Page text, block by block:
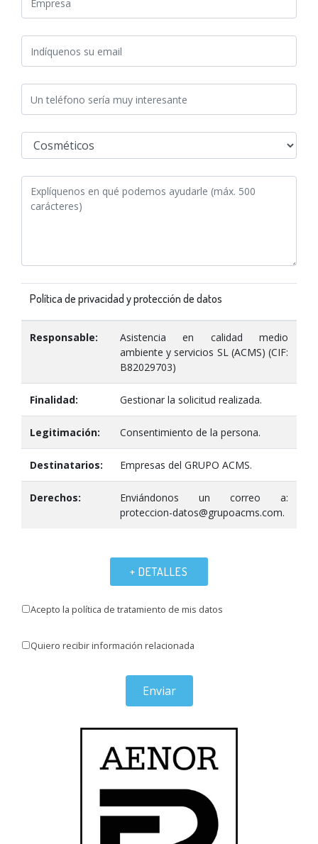
Política de privacidad y protección de datos
Responsable:
Asistencia en calidad medio
ambiente y servicios SL (ACMS) (CIF:
B82029703)
Finalidad: Gestionar la solicitud realizada.
Legitimación: Consentimiento de la persona.
Destinatarios: Empresas del GRUPO ACMS.
Derechos:
Enviándonos un correo a:
proteccion-datos@grupoacms.com.
+ DETALLES
Acepto la política de tratamiento de mis datos
Quiero recibir información relacionada
Enviar